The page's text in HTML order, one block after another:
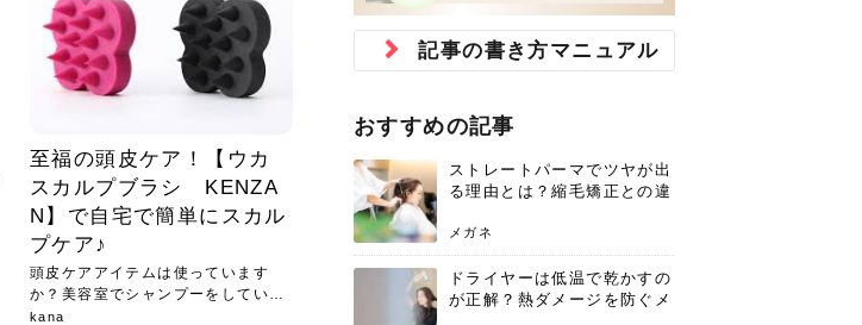
癖は、...
かえで
ありま...
さくら
もっと見る
たいと...
さくら
「なん...
かえで
もっと見る
ヘ...
かえで
はいな...
メガネ
もっと見る
容室の...
かえで
たいと...
かえで
もっと見る
ンのリ...
chicca
積して...
yukarin
もっと見る
ん。以下...
メガネ
は、スト...
さくら
もっと見る
か？そ...
さくら
グラム...
さくら
もっと見る
たのが...
あかり
メイク...
さな
もっと見る
ージ」...
あかり
に弱い...
さな
もっと見る
し始め...
あおい
毛を...
さな
もっと見る
ら、...
さな
く「キ...
あおい
もっと見る
ルルルン ハイドラシリーズを使いたい
けれど、種類が多くてどれを選べばい
いか...
さな
ニキビ跡の凸凹をどうにかしたいと、
肌の質感でお悩みではないでしょう
か？肌に...
もっと見る
医師の管理のもと、科学的根拠に基づ
いて行う「医療ダイエット」は、自己
流のダ...
さな
自己流のダイエットではなかなか落ち
ない、頑固な脂肪やセルライトを、本
気で体...
もっと見る
至福の頭皮ケア！【ウカ
スカルプブラシ KENZA
N】で自宅で簡単にスカル
プケア♪
頭皮ケアアイテムは使っています
か？美容室でシャンプーをしている
ような...
kana
記事の書き方マニュアル
おすすめの記事
ストレートパーマでツヤが出
る理由とは？縮毛矯正との違
メガネ
ドライヤーは低温で乾かすの
が正解？熱ダメージを防ぐメ